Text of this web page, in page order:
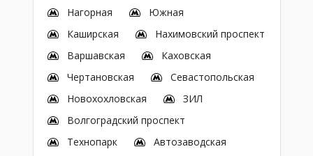
Нагорная
Южная
Каширская
Нахимовский проспект
Варшавская
Каховская
Чертановская
Севастопольская
Новохохловская
ЗИЛ
Волгоградский проспект
Технопарк
Автозаводская